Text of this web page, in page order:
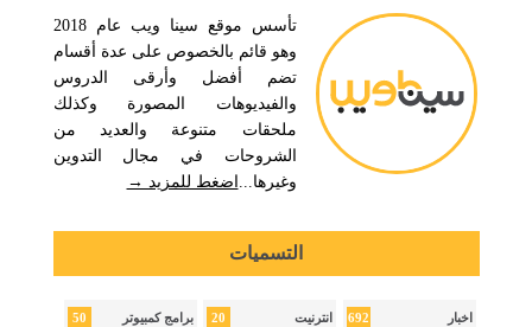
تأسس موقع سينا ويب عام 2018
وهو قائم بالخصوص على عدة أقسام
تضم أفضل وأرقى الدروس
والفيديوهات المصورة وكذلك
ملحقات متنوعة والعديد من
الشروحات في مجال التدوين
وغيرها... اضغط للمزيد →
التسميات
اخبار 692 انترنيت 20 برامج كمبيوتر 50